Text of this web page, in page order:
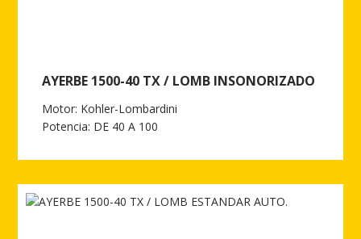
AYERBE 1500-40 TX / LOMB INSONORIZADO
Motor: Kohler-Lombardini
Potencia: DE 40 A 100